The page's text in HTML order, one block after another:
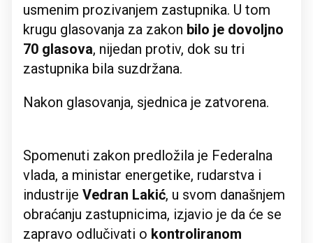
usmenim prozivanjem zastupnika. U tom
krugu glasovanja za zakon bilo je dovoljno
70 glasova, nijedan protiv, dok su tri
zastupnika bila suzdržana.
Nakon glasovanja, sjednica je zatvorena.
Spomenuti zakon predložila je Federalna
vlada, a ministar energetike, rudarstva i
industrije Vedran Lakić, u svom današnjem
obraćanju zastupnicima, izjavio je da će se
zapravo odlučivati ​​o kontroliranom